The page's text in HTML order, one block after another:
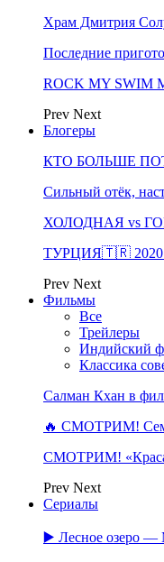
Храм Дмитрия
Последние
ROCK MY SWIM
Prev Next
Блогеры
КТО БОЛЬШЕ
Сильный отёк,
ХОЛОДНАЯ vs
ТУРЦИЯ🇹🇷 2020
Prev Next
Фильмы
Все
Трейлеры
Индийский
Классика
Салман Кхан в
🔥 СМОТРИМ!
СМОТРИМ!
Prev Next
Сериалы
▶️ Лесное озеро —